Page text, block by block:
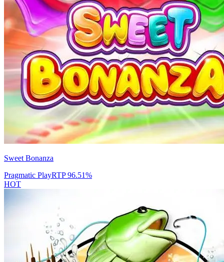
Sweet Bonanza
Pragmatic PlayRTP96.51%
HOT